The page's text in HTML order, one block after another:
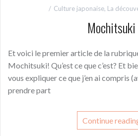
Culture japonaise, La
Mochitsuki
Et voici le premier article de la
Mochitsuki! Qu’est ce que c’est? Et
vous expliquer ce que j’en ai compris
prendre part
Continue